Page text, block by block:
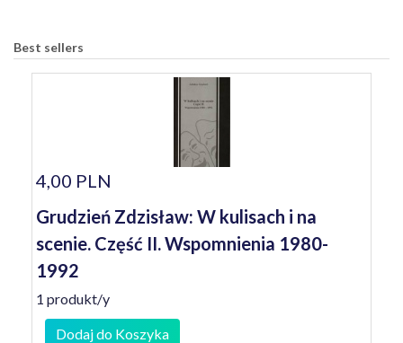
Best sellers
4,00 PLN
Grudzień Zdzisław: W kulisach i na
scenie. Część II. Wspomnienia 1980-
1992
1 produkt/y
Dodaj do Koszyka